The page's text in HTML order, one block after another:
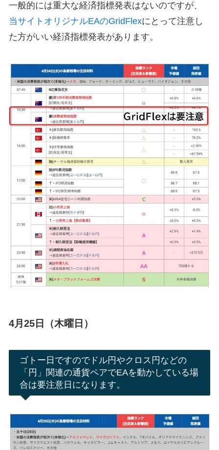
一般的には重大な経済指標発表はないのですが、
当サイトオリジナルEAのGridFlexにとって注意し
た方がいい経済指標発表があります。
4月25日（木曜日）
ゴトー日ですのでドル円やクロス円などの
「円」関連の通貨ペアでEAを動かしている場
合は要注意日になります。